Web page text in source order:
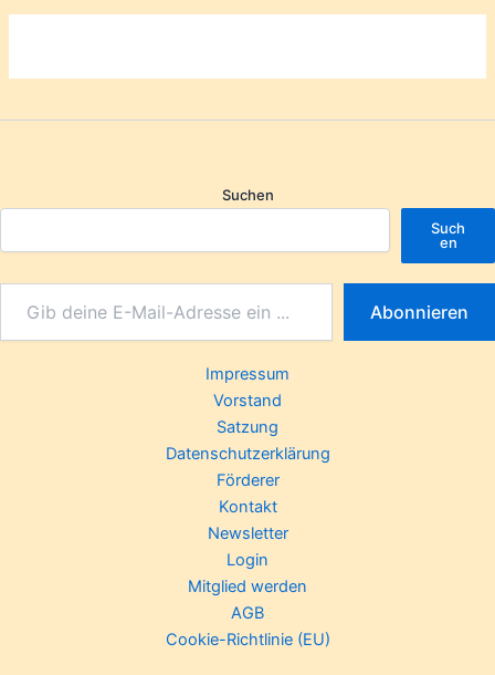
Suchen
Such
en
Abonnieren
Impressum
Vorstand
Satzung
Datenschutzerklärung
Förderer
Kontakt
Newsletter
Login
Mitglied werden
AGB
Cookie-Richtlinie (EU)